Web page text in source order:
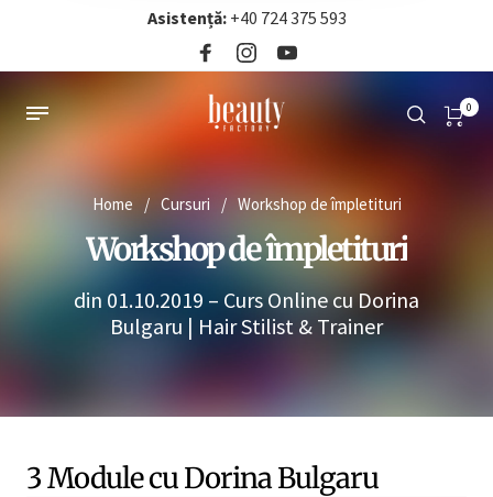
Asistență: +40 724 375 593‬
0
Home / Cursuri / Workshop de împletituri
Workshop de împletituri
din 01.10.2019 – Curs Online cu Dorina
Bulgaru | Hair Stilist & Trainer
3 Module cu Dorina Bulgaru